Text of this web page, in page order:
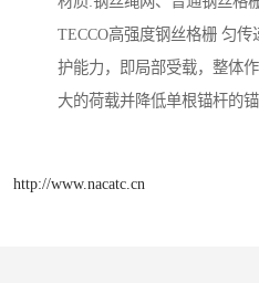
TECCO高强度钢丝格栅 匀
护能力，即局部受载，整体
大的荷载并降低单根锚杆的锚
http://www.nacatc.cn